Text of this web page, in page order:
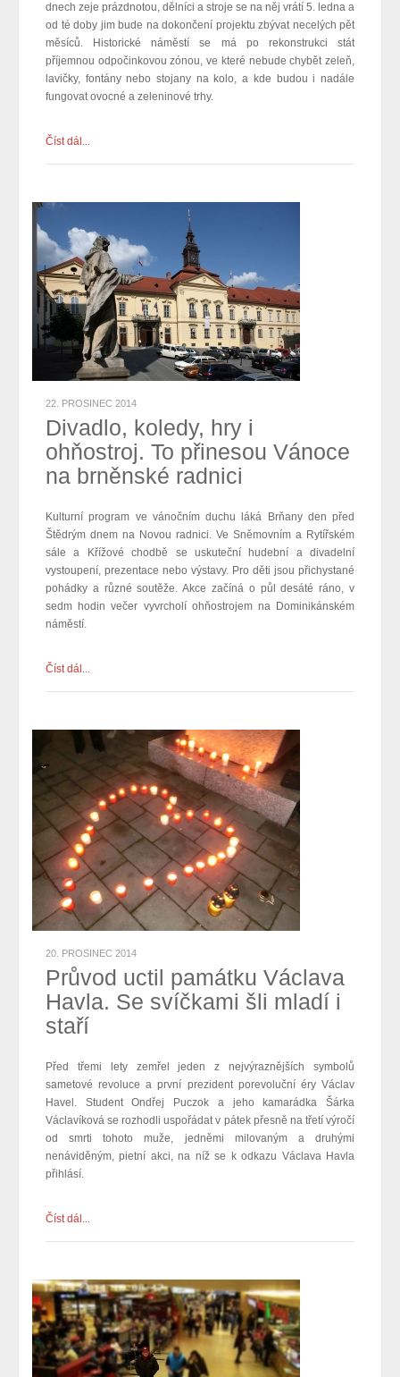
dnech zeje prázdnotou, dělníci a stroje se na něj vrátí 5. ledna a
od té doby jim bude na dokončení projektu zbývat necelých pět
měsíců. Historické náměstí se má po rekonstrukci stát
příjemnou odpočinkovou zónou, ve které nebude chybět zeleň,
lavičky, fontány nebo stojany na kolo, a kde budou i nadále
fungovat ovocné a zeleninové trhy.
Číst dál...
22. PROSINEC 2014
Divadlo, koledy, hry i
ohňostroj. To přinesou Vánoce
na brněnské radnici
Kulturní program ve vánočním duchu láká Brňany den před
Štědrým dnem na Novou radnici. Ve Sněmovním a Rytířském
sále a Křížové chodbě se uskuteční hudební a divadelní
vystoupení, prezentace nebo výstavy. Pro děti jsou přichystané
pohádky a různé soutěže. Akce začíná o půl desáté ráno, v
sedm hodin večer vyvrcholí ohňostrojem na Dominikánském
náměstí.
Číst dál...
20. PROSINEC 2014
Průvod uctil památku Václava
Havla. Se svíčkami šli mladí i
staří
Před třemi lety zemřel jeden z nejvýraznějších symbolů
sametové revoluce a první prezident porevoluční éry Václav
Havel. Student Ondřej Puczok a jeho kamarádka Šárka
Václavíková se rozhodli uspořádat v pátek přesně na třetí výročí
od smrti tohoto muže, jedněmi milovaným a druhými
nenáviděným, pietní akci, na níž se k odkazu Václava Havla
přihlásí.
Číst dál...